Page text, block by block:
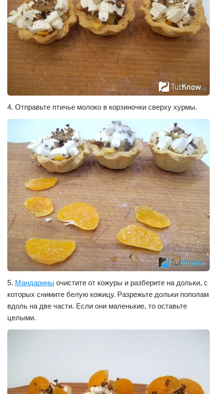
4. Отправьте птичье молоко в корзиночки сверху хурмы.
5. Мандарины очистите от кожуры и разберите на дольки, с
которых снимите белую кожицу. Разрежьте дольки пополам
вдоль на две части. Если они маленькие, то оставьте
целыми.